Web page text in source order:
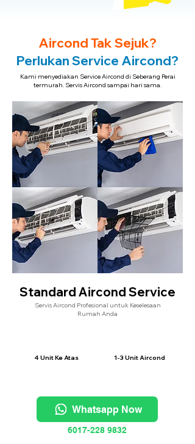
Aircond Tak Sejuk?
Perlukan Service Aircond?
Kami menyediakan Service Aircond di Seberang Perai
termurah. Servis Aircond sampai hari sama.
Standard Aircond Service
Servis Aircond Profesional untuk Keselesaan
Rumah Anda
4 Unit Ke Atas 1-3 Unit Aircond
Whatsapp Now
6017-228 9832